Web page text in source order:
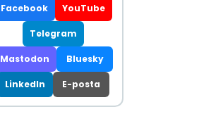
Facebook YouTube
Telegram
Mastodon Bluesky
LinkedIn E-posta